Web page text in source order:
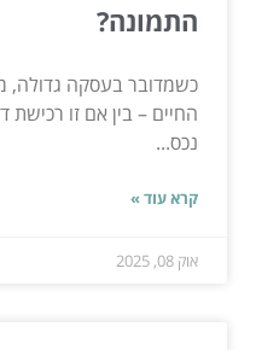
התמונה?
כשמדובר בעסקה גדולה,
החיים – בין אם זו
נכס...
קרא עוד »
אוק 08, 2025